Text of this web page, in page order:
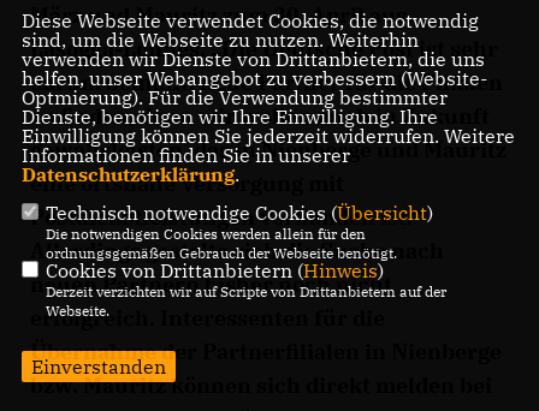
März und Mauritz zum 30. April aus.
Lasogga-Lonnes: „Die Deutsche Post ist sehr
darum bemüht, neue Partner für die Filialen
zu finden, denn wir wollen auch in Zukunft
gewährleisten, das in Nienberge und Mauritz
eine ortsnahe Versorgung mit
Postdienstleistungen vorhanden ist.“
Allerdings gestalte sich die Suche nach
neuen Partnern bisher noch nicht
erfolgreich. Interessenten für die
Übernahme der Partnerfilialen in Nienberge
bzw. Mauritz können sich direkt melden bei
Diese Webseite verwendet Cookies, die notwendig
sind, um die Webseite zu nutzen. Weiterhin
verwenden wir Dienste von Drittanbietern, die uns
helfen, unser Webangebot zu verbessern (Website-
Optmierung). Für die Verwendung bestimmter
Dienste, benötigen wir Ihre Einwilligung. Ihre
Einwilligung können Sie jederzeit widerrufen. Weitere
Informationen finden Sie in unserer
Datenschutzerklärung.
Technisch notwendige Cookies (Übersicht)
Die notwendigen Cookies werden allein für den
ordnungsgemäßen Gebrauch der Webseite benötigt.
Cookies von Drittanbietern (Hinweis)
Derzeit verzichten wir auf Scripte von Drittanbietern auf der
Webseite.
Einverstanden